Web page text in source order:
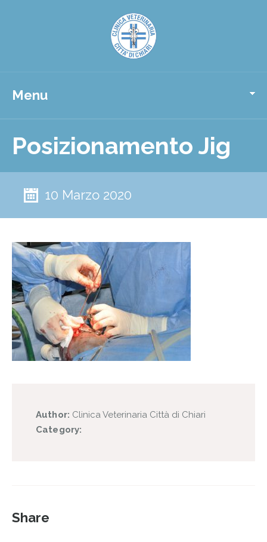
Menu
Posizionamento Jig
10 Marzo 2020
Author: Clinica Veterinaria Città di Chiari
Category:
Share